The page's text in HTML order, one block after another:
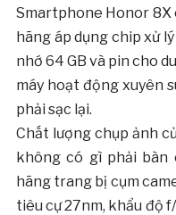
Smartphone Honor 8X
hãng áp dụng chip xử
nhớ 64 GB và pin cho
máy hoạt động xuyên
phải sạc lại.
Chất lượng chụp ảnh
không có gì phải bàn
hãng trang bị cụm
tiêu cự 27nm, khẩu độ